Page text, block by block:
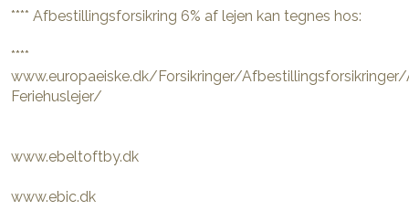
**** Afbestillingsforsikring 6% af lejen kan tegnes hos:
****
www.europaeiske.dk/Forsikringer/
Feriehuslejer/
www.ebeltoftby.dk
www.ebic.dk